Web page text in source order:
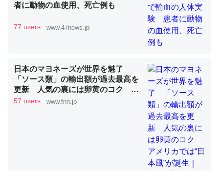
これを元に考えるとカルシウムを大量に使う脊椎動物と貝
─ニュース :: 【研究発表】昆虫学の大問題＝「昆虫はなぜ海にいな
いのか」に関する新仮説
ウチもEchoを実家に置いて４年。でたまに覗いてる。ぼ
ちぼちRingも置こうかと画策中。あと、Googleマップで
者に動物の血使用、死亡例も
77 users www.47news.jp
日本のマヨネーズが世界を魅了
「ソース類」の輸出額が過去最高を
更新 人気の裏には卵黄のコク ア
メリカでは“日本風”が誕生｜FNNプ
57 users www.fnn.jp